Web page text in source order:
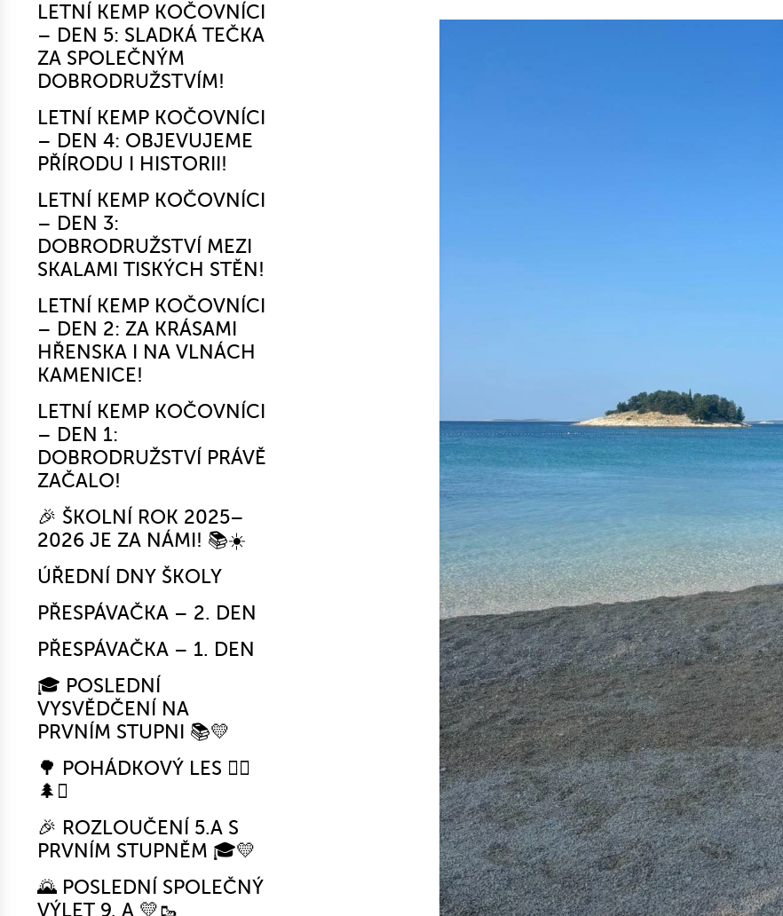
LETNÍ KEMP KOČOVNÍCI
– DEN 5: SLADKÁ TEČKA
ZA SPOLEČNÝM
DOBRODRUŽSTVÍM!
LETNÍ KEMP KOČOVNÍCI
– DEN 4: OBJEVUJEME
PŘÍRODU I HISTORII!
LETNÍ KEMP KOČOVNÍCI
– DEN 3:
DOBRODRUŽSTVÍ MEZI
SKALAMI TISKÝCH STĚN!
LETNÍ KEMP KOČOVNÍCI
– DEN 2: ZA KRÁSAMI
HŘENSKA I NA VLNÁCH
KAMENICE!
LETNÍ KEMP KOČOVNÍCI
– DEN 1:
DOBRODRUŽSTVÍ PRÁVĚ
ZAČALO!
🎉 ŠKOLNÍ ROK 2025–
2026 JE ZA NÁMI! 📚☀️
ÚŘEDNÍ DNY ŠKOLY
PŘESPÁVAČKA – 2. DEN
PŘESPÁVAČKA – 1. DEN
🎓 POSLEDNÍ
VYSVĚDČENÍ NA
PRVNÍM STUPNI 📚💛
🌳 POHÁDKOVÝ LES 🧚‍♀️
🌲✨
🎉 ROZLOUČENÍ 5.A S
PRVNÍM STUPNĚM 🎓💛
🌄 POSLEDNÍ SPOLEČNÝ
VÝLET 9. A 💛🥾